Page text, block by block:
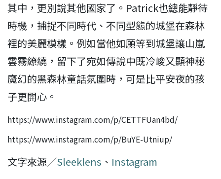
其中，更別說其他國家了。Patrick也總能靜待
時機，捕捉不同時代、不同型態的城堡在森林
裡的美麗模樣。例如當他如願等到城堡讓山嵐
雲霧繚繞，留下了宛如傳說中既冷峻又顯神秘
魔幻的黑森林童話氛圍時，可是比平安夜的孩
子更開心。
https://www.instagram.com/p/CETTFUan4bd/
https://www.instagram.com/p/BuYE-Utniup/
文字來源／Sleeklens 、 Instagram